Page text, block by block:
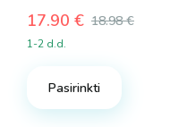
18.98€
Original
price
18.98 €.
17.90 €
Current
price
17.90 €.
1-2 d.d.
Pasirinkti